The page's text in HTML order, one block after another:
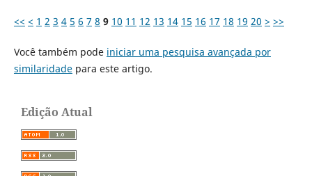
<< < 1 2 3 4 5 6 7 8 9 10 11 12 13 14 15 16 17 18 19 20 > >>
Você também pode iniciar uma pesquisa avançada por
similaridadepara este artigo.
Edição Atual